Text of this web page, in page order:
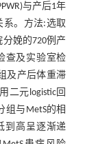
与产后1年
系。方法:选取
娩的720例产
查及实验室检
及产后体重滞
二元logistic回
组与MetS的相
到高呈逐渐递